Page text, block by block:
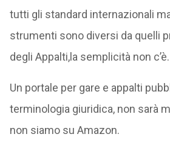
tutti gli standard internazionali
strumenti sono diversi da quelli
degli Appalti,la semplicità non c’è.
Un portale per gare e appalti
terminologia giuridica, non sarà
non siamo su Amazon.